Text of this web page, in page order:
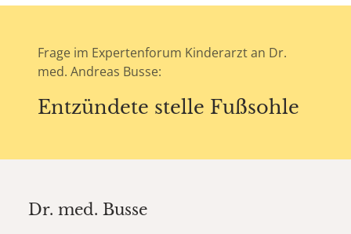
Frage im Expertenforum Kinderarzt an Dr.
med. Andreas Busse:
Entzündete stelle Fußsohle
Dr. med. Busse